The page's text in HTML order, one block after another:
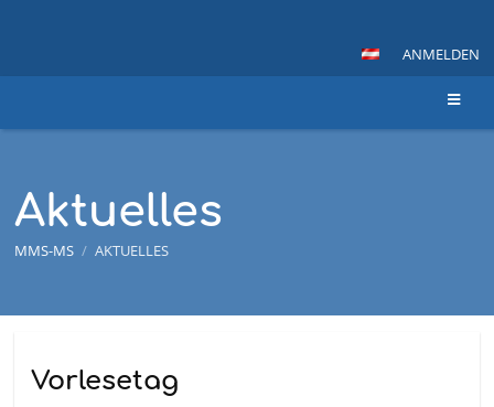
ANMELDEN
Aktuelles
MMS-MS / AKTUELLES
Vorlesetag